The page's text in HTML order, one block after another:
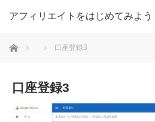
アフィリエイトをはじめてみよう
ホーム 口座登録3
口座登録3